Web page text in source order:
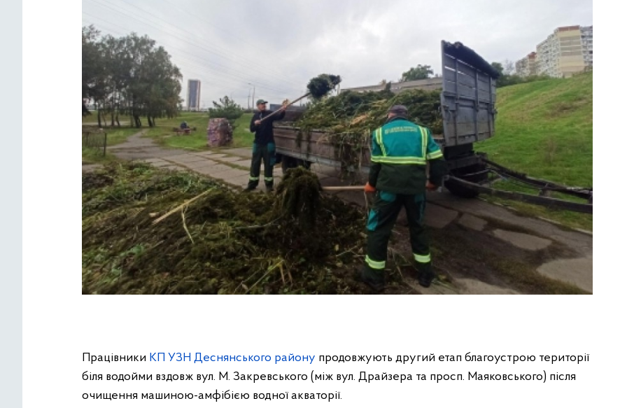
Працівники КП УЗН Деснянського району продовжують другий етап благоустрою території
біля водойми вздовж вул. М. Закревського (між вул. Драйзера та просп. Маяковського) після
очищення машиною-амфібією водної акваторії.